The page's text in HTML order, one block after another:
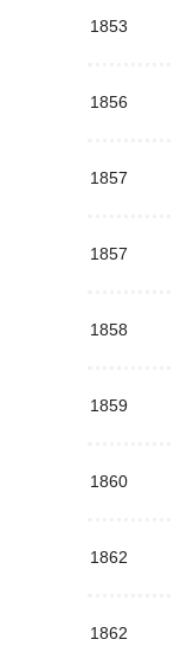
1853
1856
1857
1857
1858
1859
1860
1862
1862